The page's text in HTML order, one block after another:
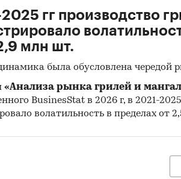
METEX
DEHOU
В
ООО
- На
нет
-
гг производство
млн шт.
была обусловлена чередой
«Анализа рынка грилей и
BusinesStat в 2026 г, в 2021-
волатильность в пределах от